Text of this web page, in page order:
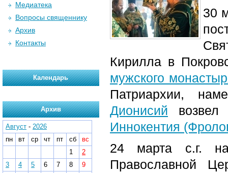
30
Кирилла в
мужского
Патриархии,
Дионисий
Иннокентия
24 марта с.г.
Православной
Медиатека
Вопросы священнику
Архив
Контакты
Календарь
Архив
Август - 2026
пн
вт ср чт пт сб
вс
1
2
3
4 5 6 7 8
9